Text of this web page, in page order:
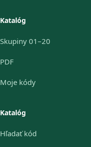
Katalóg
Skupiny 01–20
PDF
Moje kódy
Katalóg
Hľadať kód